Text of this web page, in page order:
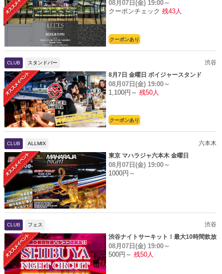
08月07日(金) 19:00～
クーポンチェック 残43人
クーポンあり
CLUB スタンドバー
渋谷
8月7日 金曜日 ボイジャースタンド
08月07日(金) 19:00～
1,100円～ 残50人
クーポンあり
CLUB ALLMIX
六本木
東京 マハラジャ六本木 金曜日
08月07日(金) 19:00～
1000円～
CLUB フェス
渋谷
渋谷ナイトサーキット！最大10時間飲放
題
08月07日(金) 19:00～
500円～ 残50人